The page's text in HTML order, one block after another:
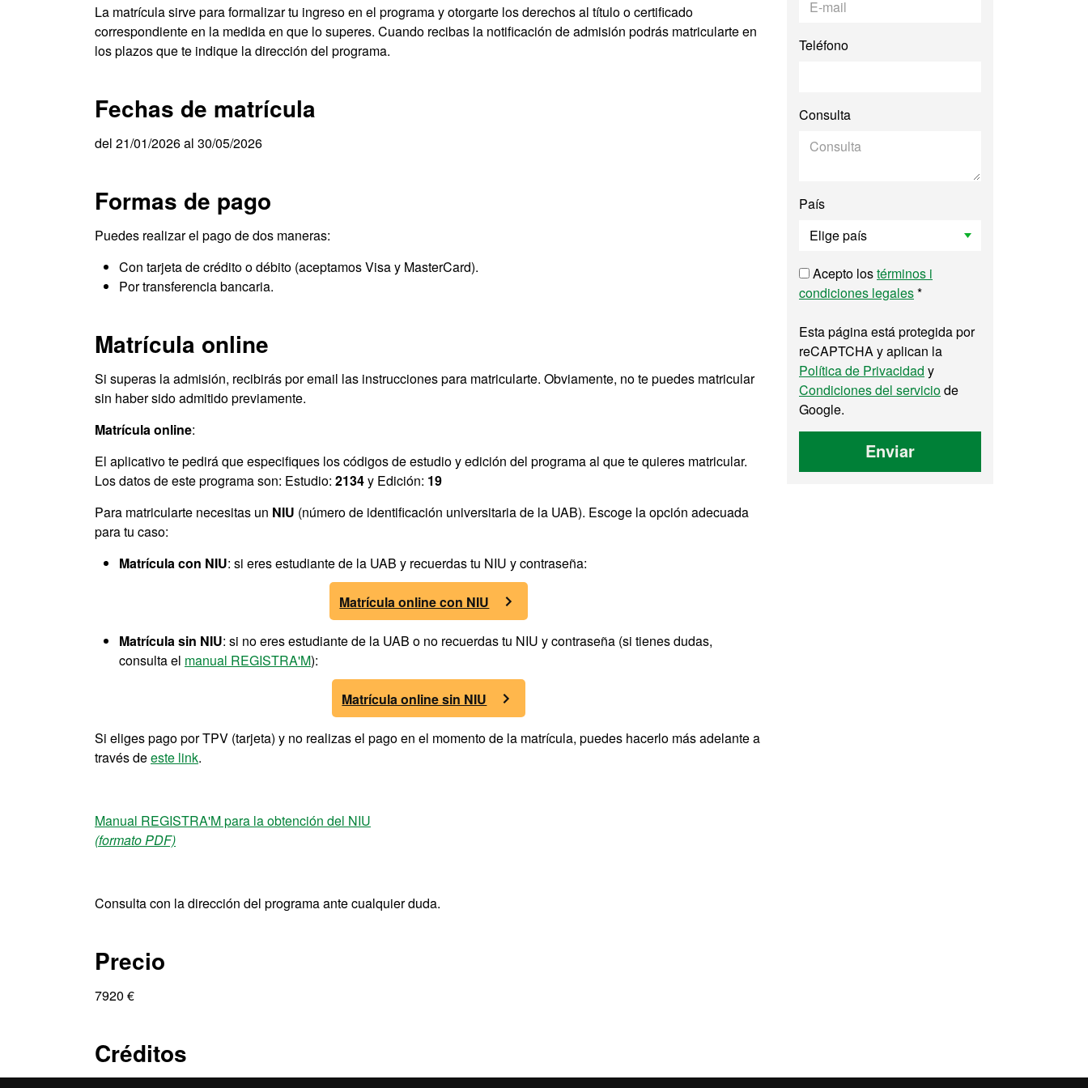
La matrícula sirve para formalizar tu ingreso en el programa y otorgarte los derechos al título o certificado
correspondiente en la medida en que lo superes. Cuando recibas la notificación de admisión podrás matricularte en
los plazos que te indique la dirección del programa.
Fechas de matrícula
del 21/01/2026 al 30/05/2026
Formas de pago
Puedes realizar el pago de dos maneras:
Con tarjeta de crédito o débito (aceptamos Visa y MasterCard).
Por transferencia bancaria.
Matrícula online
Si superas la admisión, recibirás por email las instrucciones para matricularte. Obviamente, no te puedes matricular
sin haber sido admitido previamente.
Matrícula online:
El aplicativo te pedirá que especifiques los códigos de estudio y edición del programa al que te quieres matricular.
Los datos de este programa son: Estudio: 2134y Edición: 19
Para matricularte necesitas un NIU (número de identificación universitaria de la UAB). Escoge la opción adecuada
para tu caso:
Matrícula con NIU: si eres estudiante de la UAB y recuerdas tu NIU y contraseña:
Matrícula online con NIU
Matrícula sin NIU: si no eres estudiante de la UAB o no recuerdas tu NIU y contraseña (si tienes dudas,
consulta el manual REGISTRA'M):
Matrícula online sin NIU
Si eliges pago por TPV (tarjeta) y no realizas el pago en el momento de la matrícula, puedes hacerlo más adelante a
través deeste link.
Manual REGISTRA'M para la obtención del NIU
(formato PDF)
Consulta con la dirección del programa ante cualquier duda.
Precio
7920 €
Créditos
Teléfono
Consulta
País
Acepto lostérminos i
condiciones legales*
Esta página está protegida por
reCAPTCHA y aplican la
Política de Privacidad y
Condiciones del serviciode
Google.
Enviar